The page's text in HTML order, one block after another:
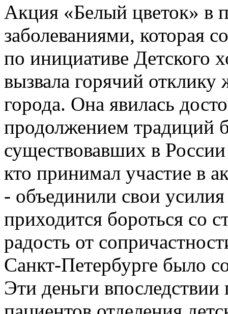
Акция «Белый цветок» в
заболеваниями, которая
по инициативе Детского
вызвала горячий
города. Она явилась
продолжением традиций
существовавших в
кто принимал участие в
- объединили свои
приходится бороться со
радость от
Санкт-Петербурге было
Эти деньги